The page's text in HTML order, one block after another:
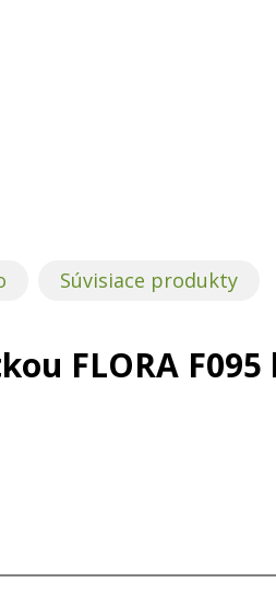
Súvisiace produkty
FLORA